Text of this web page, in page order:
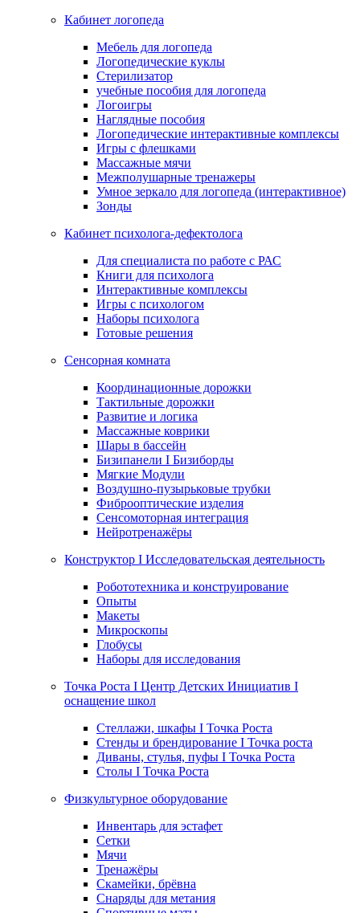
Кабинет логопеда
Мебель для логопеда
Логопедические куклы
Стерилизатор
учебные пособия для логопеда
Логоигры
Наглядные пособия
Логопедические интерактивные комплексы
Игры с флешками
Массажные мячи
Межполушарные тренажеры
Умное зеркало для логопеда (интерактивное)
Зонды
Кабинет психолога-дефектолога
Для специалиста по работе с РАС
Книги для психолога
Интерактивные комплексы
Игры с психологом
Наборы психолога
Готовые решения
Сенсорная комната
Координационные дорожки
Тактильные дорожки
Развитие и логика
Массажные коврики
Шары в бассейн
Бизипанели I Бизиборды
Мягкие Модули
Воздушно-пузырьковые трубки
Фиброоптические изделия
Сенсомоторная интеграция
Нейротренажёры
Конструктор I Исследовательская деятельность
Робототехника и конструирование
Опыты
Макеты
Микроскопы
Глобусы
Наборы для исследования
Точка Роста I Центр Детских Инициатив I
оснащение школ
Стеллажи, шкафы I Точка Роста
Стенды и брендирование I Точка роста
Диваны, стулья, пуфы I Точка Роста
Столы I Точка Роста
Физкультурное оборудование
Инвентарь для эстафет
Сетки
Мячи
Тренажёры
Скамейки, брёвна
Снаряды для метания